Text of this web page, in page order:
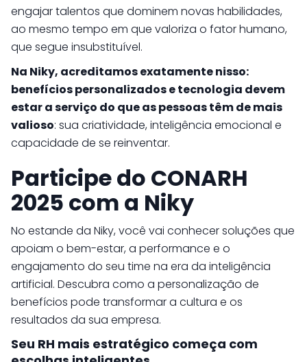
engajar talentos que dominem novas habilidades,
ao mesmo tempo em que valoriza o fator humano,
que segue insubstituível.
Na Niky, acreditamos exatamente nisso:
benefícios personalizados e tecnologia devem
estar a serviço do que as pessoas têm de mais
valioso: sua criatividade, inteligência emocional e
capacidade de se reinventar.
Participe do CONARH
2025 com a Niky
No estande da Niky, você vai conhecer soluções que
apoiam o bem-estar, a performance e o
engajamento do seu time na era da inteligência
artificial. Descubra como a personalização de
benefícios pode transformar a cultura e os
resultados da sua empresa.
Seu RH mais estratégico começa com